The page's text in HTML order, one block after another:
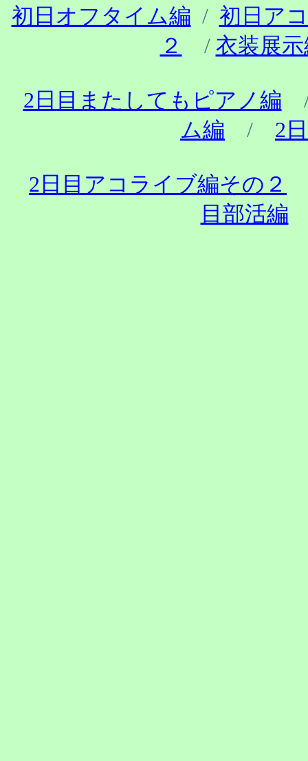
初日オフタイム編 / 初日ア
２
/ 衣装展
2日目またしてもピアノ編
ム編 / 2
2日目アコライブ編その２
目部活編